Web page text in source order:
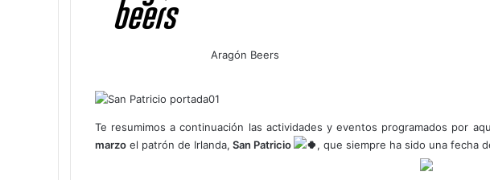
Aragón Beers
a
c
e
alm
Te resumimos a continuación las actividades y eventos programados por
marzo el patrón de Irlanda, San Patricio , que siempre ha sido una fecha